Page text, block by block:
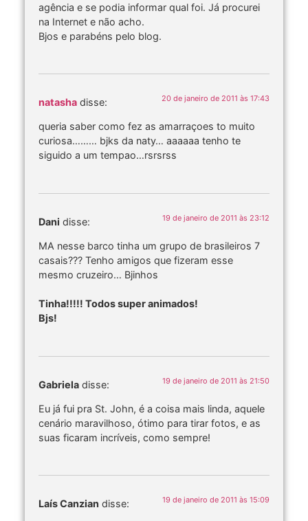
agência e se podia informar qual foi. Já procurei
na Internet e não acho.
Bjos e parabéns pelo blog.
natasha disse: 20 de janeiro de 2011 às 17:43
queria saber como fez as amarraçoes to muito
curiosa……… bjks da naty… aaaaaa tenho te
siguido a um tempao…rsrsrss
Dani disse: 19 de janeiro de 2011 às 23:12
MA nesse barco tinha um grupo de brasileiros 7
casais??? Tenho amigos que fizeram esse
mesmo cruzeiro… Bjinhos
Tinha!!!!! Todos super animados!
Bjs!
Gabriela disse: 19 de janeiro de 2011 às 21:50
Eu já fui pra St. John, é a coisa mais linda, aquele
cenário maravilhoso, ótimo para tirar fotos, e as
suas ficaram incríveis, como sempre!
Laís Canzian disse: 19 de janeiro de 2011 às 15:09